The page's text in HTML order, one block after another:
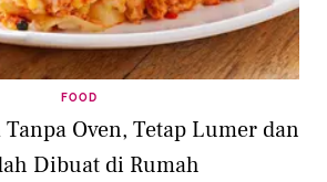
FOOD
Tanpa Oven, Tetap Lumer dan
Dibuat di Rumah